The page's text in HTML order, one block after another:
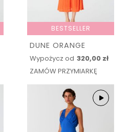
BESTSELLER
DUNE ORANGE
Wypożycz od 320,00 zł
ZAMÓW PRZYMIARKĘ